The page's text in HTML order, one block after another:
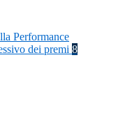
Performance
dei premi 8